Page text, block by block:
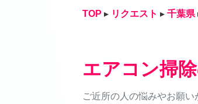
TOP ▸ リクエスト ▸ 千葉県
エアコン掃
ご近所の人の悩みやお願